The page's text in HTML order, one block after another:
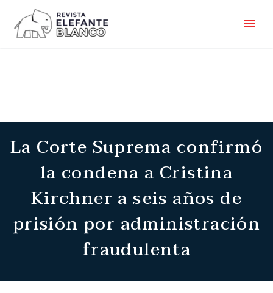
La Corte Suprema confirmó
la condena a Cristina
Kirchner a seis años de
prisión por administración
fraudulenta